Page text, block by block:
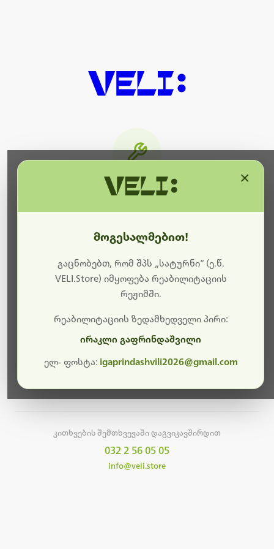
ბოდიშს გიხდით შეფერხებისთვის. ამჟამად
მიმდინარეობს საიტის განახლება და ტექნიკური
სამუშაოები.
მალე ისევ ხელმისაწვდომი იქნება. გმადლობთ
კითხვების შემთხვევაში დაგვიკავშირდით
032 2 56 05 05
info@veli.store
მოგესალმებით!
გაცნობებთ, რომ შპს „სატურნი“ (ე.წ.
VELI.Store) იმყოფება რეაბილიტაციის
რეჟიმში.
რეაბილიტაციის ზედამხედველი პირი:
ირაკლი გაფრინდაშვილი
ელ- ფოსტა: igaprindashvili2026@gmail.com
×